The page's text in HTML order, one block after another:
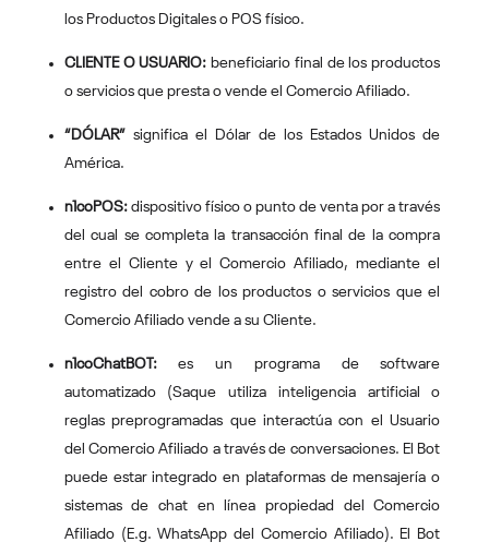
los Productos Digitales o POS físico.
CLIENTE O USUARIO: beneficiario final de los productos
o servicios que presta o vende el Comercio Afiliado.
“DÓLAR” significa el Dólar de los Estados Unidos de
América.
n1coPOS:dispositivo físico o punto de venta por a través
del cual se completa la transacción final de la compra
entre el Cliente y el Comercio Afiliado, mediante el
registro del cobro de los productos o servicios que el
Comercio Afiliado vende a su Cliente.
n1coChatBOT:es un programa de software
automatizado (Saque utiliza inteligencia artificial o
reglas preprogramadas que interactúa con el Usuario
del Comercio Afiliado a través de conversaciones. El Bot
puede estar integrado en plataformas de mensajería o
sistemas de chat en línea propiedad del Comercio
Afiliado (E.g. WhatsApp del Comercio Afiliado). El Bot